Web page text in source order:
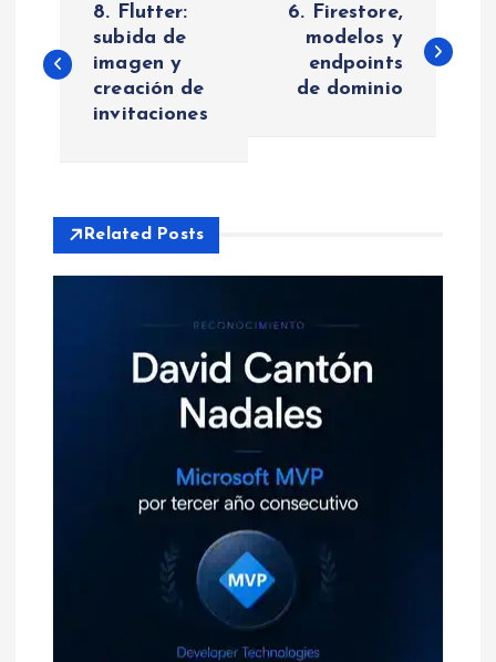
a
g
a
8. Flutter:
subida de
imagen y
creación de
invitaciones
6. Firestore,
modelos y
endpoints
de dominio
Related Posts